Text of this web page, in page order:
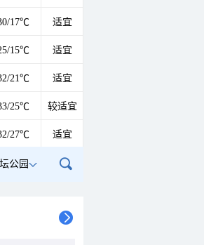
17℃ 适宜
15℃ 适宜
21℃ 适宜
25℃ 较适宜
27℃ 适宜
公园